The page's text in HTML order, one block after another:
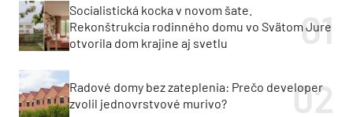
Socialistická kocka v novom šate.
Rekonštrukcia rodinného domu vo Svätom Jure
otvorila dom krajine aj svetlu
Radové domy bez zateplenia: Prečo developer
zvolil jednovrstvové murivo?